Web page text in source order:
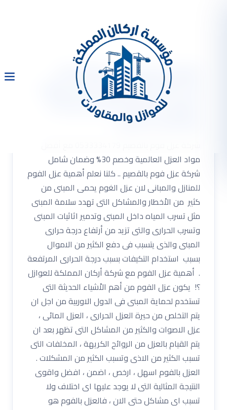
شركة عزل فوم بالقصيم
0533334179 مع أفضل مواد
وضمان شامل
مواد العزل العالمية وخصم 30% وضمان شامل
شركة عزل فوم بالقصيم .. كلنا نعلم أهمية عزل الفوم
للمنازل والمبانى لان عزل الغوم يحمى المبنى من
كثير من الاْخطار والمشاكل التى تهدد سلامة المبنى
مثل تسرب المياه داخل المبنى وتدمير اثاثيات المبنى
وتسرب الحرارى والتى تزيد من أرتفاع درجة حرارى
المبنى والذى يتسبب فى دفع الكثير من الاموال
بسبب استخدام التكيفات بسبب درجة الحرارى المرتفعة
. أهمية عزل الفوم مع شركة أركان المملكة للعوازل
؟! يكون عزل الفوم من أهم الاْشياء الحديثة التى
تستخدم لحماية المبنى فى الدول الاوربية من اجل ان
يتم التخلص من حيرة العزل الحرارى ، العزل المائى ،
عزل الاصوات والكثير من المشاكل التى تظهر بعد ان
يتم القيام بالعزل من الروائح الكريهة ، المخلفات التى
تسبب الكثير من الاذى وتسبب الكثير من المشكلات .
العزل بالفوم اسهل ، ارخص ، اضمن ، افضل واقوى
النتيجة المثالية التى لا يوجد عليها اى اختلاف ولا
تسبب اى مشاكل حتى الان ، فالعزل بالفوم هو